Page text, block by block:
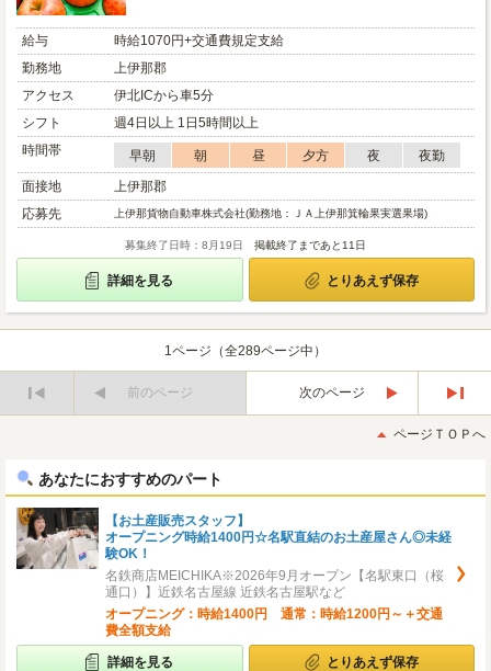
給与
時給1070円+交通費規定支給
勤務地
上伊那郡
アクセス
伊北ICから車5分
シフト
週4日以上 1日5時間以上
時間帯
早朝 朝 昼 夕方 夜
夜勤
面接地
上伊那郡
応募先
上伊那貨物自動車株式会社(勤務地：ＪＡ上伊那箕輪果実選果場)
募集終了日時：8月19日 掲載終了まであと11日
詳細を見る とりあえず保存
1ページ（全289ページ中）
前のページ
次のページ
後
ページＴＯＰへ
あなたにおすすめのパート
【お土産販売スタッフ】
オープニング時給1400円☆名駅直結のお土産屋さん◎未経
験OK！
名鉄商店MEICHIKA※2026年9月オープン【名駅東口（桜
通口）】近鉄名古屋線 近鉄名古屋駅など
オープニング：時給1400円 通常：時給1200円～＋交通
費全額支給
詳細を見る とりあえず保存